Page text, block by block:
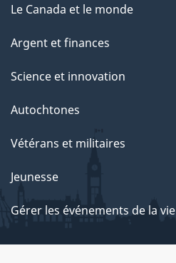
Le Canada et le monde
Argent et finances
Science et innovation
Autochtones
Vétérans et militaires
Jeunesse
Gérer les événements de la vie